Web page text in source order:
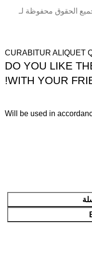
CURABITUR ALIQUET
DO YOU LIKE
WITH YOUR
Will be used in